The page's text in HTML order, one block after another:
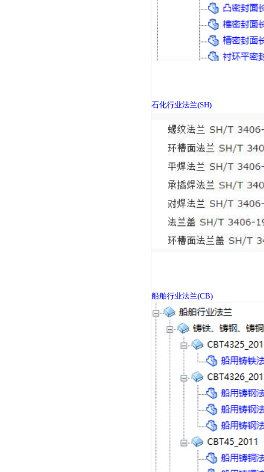
石化行业法兰 (SH)